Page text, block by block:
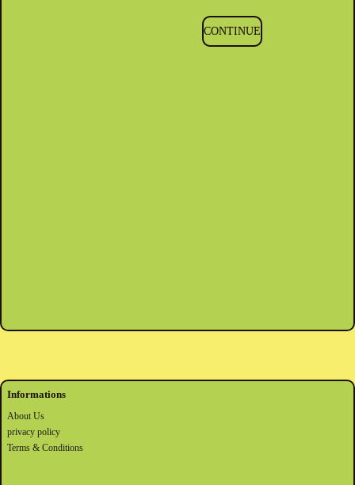
CONTINUE
Informations
About Us
privacy policy
Terms & Conditions